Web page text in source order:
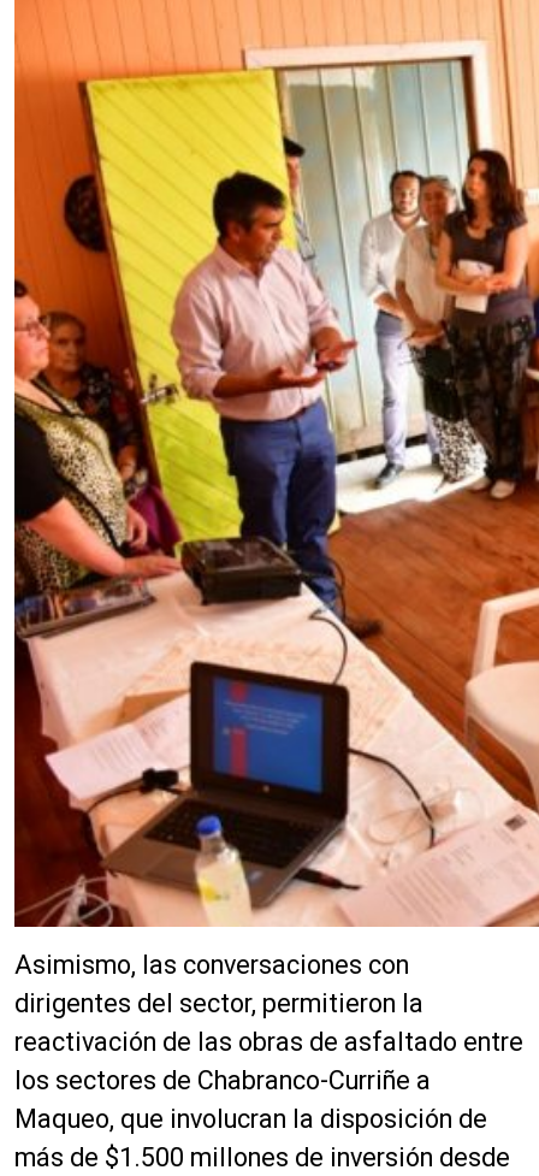
Asimismo, las conversaciones con
dirigentes del sector, permitieron la
reactivación de las obras de asfaltado entre
los sectores de Chabranco-Curriñe a
Maqueo, que involucran la disposición de
más de $1.500 millones de inversión desde